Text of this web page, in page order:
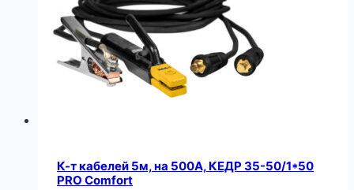
К-т кабелей 5м, на 500А, КЕДР 35-50/1*50
PRO Comfort